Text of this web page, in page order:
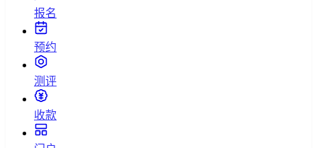
报名
预约
测评
收款